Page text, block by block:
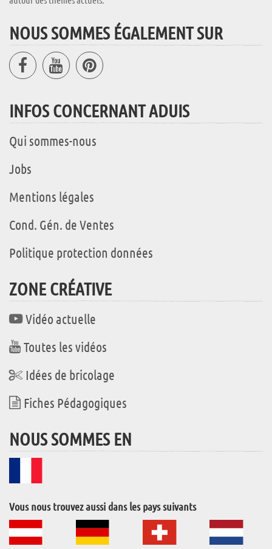
NOUS SOMMES ÉGALEMENT SUR
INFOS CONCERNANT ADUIS
Qui sommes-nous
Jobs
Mentions légales
Cond. Gén. de Ventes
Politique protection données
ZONE CRÉATIVE
Vidéo actuelle
Toutes les vidéos
Idées de bricolage
Fiches Pédagogiques
NOUS SOMMES EN
Vous nous trouvez aussi dans les pays suivants